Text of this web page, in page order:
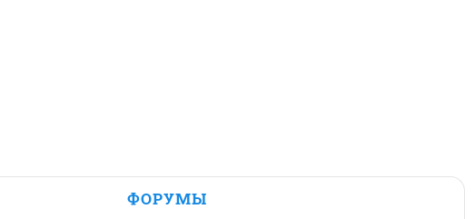
ФОРУМЫ